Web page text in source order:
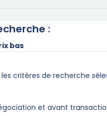
:
bas
critères de recherche
et avant